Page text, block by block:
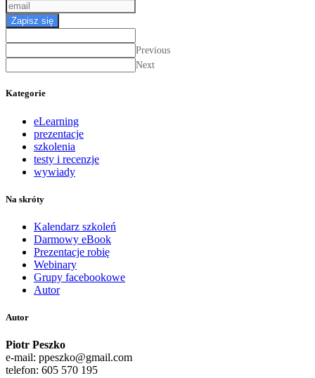
Zapisz się
Previous
Next
Kategorie
eLearning
prezentacje
szkolenia
testy i recenzje
wywiady
Na skróty
Kalendarz szkoleń
Darmowy eBook
Prezentacje robię
Webinary
Grupy facebookowe
Autor
Autor
Piotr Peszko
e-mail: ppeszko@gmail.com
telefon: 605 570 195